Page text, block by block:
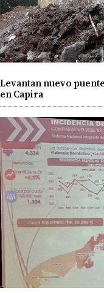
Levantan nuevo
en Capira